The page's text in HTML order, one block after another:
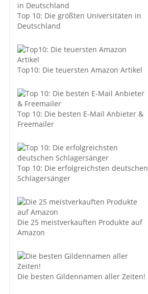
Top 10: Die größten Universitäten in
Deutschland
Top10: Die teuersten Amazon Artikel
Top 10: Die besten E-Mail Anbieter &
Freemailer
Top 10: Die erfolgreichsten deutschen
Schlagersänger
Die 25 meistverkauften Produkte auf
Amazon
Die besten Gildennamen aller Zeiten!